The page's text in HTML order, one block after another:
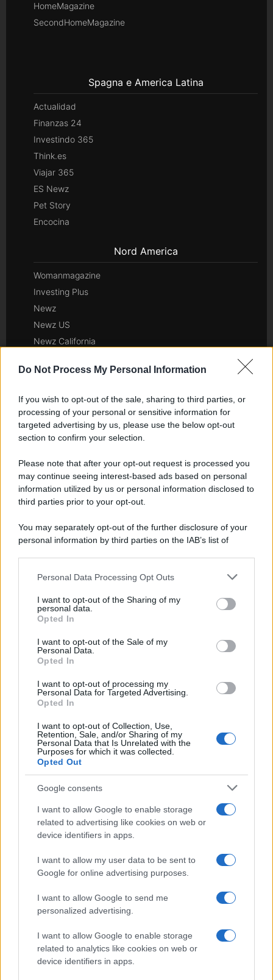
Do Not Process My Personal Information
If you wish to opt-out of the sale, sharing to third parties, or
processing of your personal or sensitive information for
targeted advertising by us, please use the below opt-out
section to confirm your selection.
Please note that after your opt-out request is processed you
may continue seeing interest-based ads based on personal
information utilized by us or personal information disclosed to
third parties prior to your opt-out.
You may separately opt-out of the further disclosure of your
personal information by third parties on the IAB’s list of
This information may also be disclosed by us to third parties
disclose it to other third parties.
Please note that this website/app uses one or more Google
services and may gather and store information including but
not limited to your visit or usage behaviour. You may click to
grant or deny consent to Google and its third-party tags to
consent section.
Personal Data Processing Opt Outs
I want to opt-out of the Sharing of my
personal data.
Opted In
I want to opt-out of the Sale of my
Personal Data.
Opted In
I want to opt-out of processing my
Personal Data for Targeted Advertising.
Opted In
I want to opt-out of Collection, Use,
Retention, Sale, and/or Sharing of my
Personal Data that Is Unrelated with the
Purposes for which it was collected.
Opted Out
Google consents
I want to allow Google to enable storage
related to advertising like cookies on web or
device identifiers in apps.
I want to allow my user data to be sent to
Google for online advertising purposes.
I want to allow Google to send me
personalized advertising.
I want to allow Google to enable storage
related to analytics like cookies on web or
device identifiers in apps.
HomeMagazine
SecondHomeMagazine
Spagna e America Latina
Actualidad
Finanzas 24
Investindo 365
Think.es
Viajar 365
ES Newz
Pet Story
Encocina
Nord America
Womanmagazine
Investing Plus
Newz
Newz US
Newz California
Newz Florida
Newz Pennsylvania
Newz Illinois
Newz Ohio
Hig Tech Mag
Scoop Mag
Lgbtqia News
Motors Magazine 365
Day Travel 365
Francia
Investieren24
UK
Lgbtq News
Olanda
NL Newz